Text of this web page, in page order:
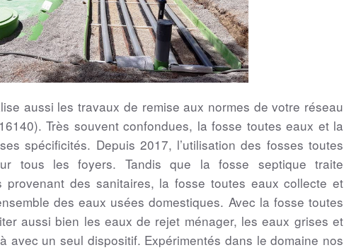
aussi les travaux de remise aux normes de votre réseau
Très souvent confondues, la fosse toutes eaux et la
spécificités. Depuis 2017, l’utilisation des fosses toutes
tous les foyers. Tandis que la fosse septique traite
provenant des sanitaires, la fosse toutes eaux collecte et
des eaux usées domestiques. Avec la fosse toutes
aussi bien les eaux de rejet ménager, les eaux grises et
avec un seul dispositif. Expérimentés dans le domaine nos